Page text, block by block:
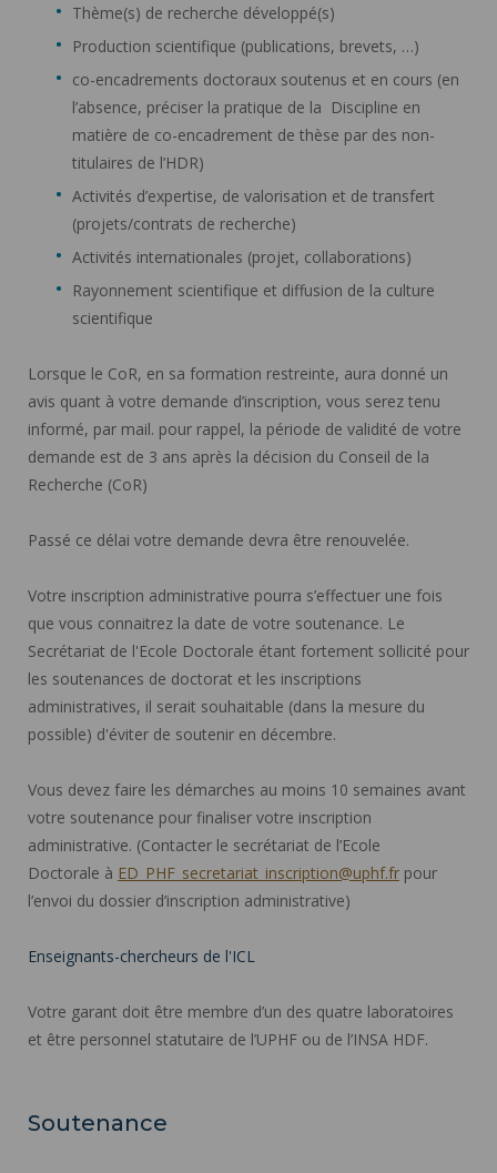
Thème(s) de recherche développé(s)
Production scientifique (publications, brevets, …)
co-encadrements doctoraux soutenus et en cours (en
l’absence, préciser la pratique de la Discipline en
matière de co-encadrement de thèse par des non-
titulaires de l’HDR)
Activités d’expertise, de valorisation et de transfert
(projets/contrats de recherche)
Activités internationales (projet, collaborations)
Rayonnement scientifique et diffusion de la culture
scientifique
Lorsque le CoR, en sa formation restreinte, aura donné un
avis quant à votre demande d’inscription, vous serez tenu
informé, par mail. pour rappel, la période de validité de votre
demande est de 3 ans après la décision du Conseil de la
Recherche (CoR)
Passé ce délai votre demande devra être renouvelée.
Votre inscription administrative pourra s’effectuer une fois
que vous connaitrez la date de votre soutenance. Le
Secrétariat de l'Ecole Doctorale étant fortement sollicité pour
les soutenances de doctorat et les inscriptions
administratives, il serait souhaitable (dans la mesure du
possible) d'éviter de soutenir en décembre.
Vous devez faire les démarches au moins 10 semaines avant
votre soutenance pour finaliser votre inscription
administrative. (Contacter le secrétariat de l’Ecole
Doctorale à ED_PHF_secretariat_inscription@uphf.fr pour
l’envoi du dossier d’inscription administrative)
Enseignants-chercheurs de l'ICL
Votre garant doit être membre d’un des quatre laboratoires
et être personnel statutaire de l’UPHF ou de l’INSA HDF.
Soutenance